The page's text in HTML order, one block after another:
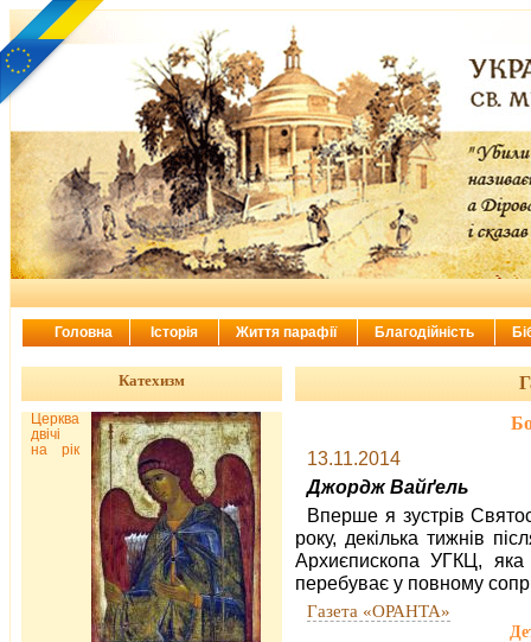
13.11.2014
Джордж Вайґель
Вперше я зустрів
року, декілька тижнів
Архиєпископа УГКЦ, яка
перебуває у повному
Газета «ОРАНТА»
Катехизм
Церква
двічі
на рік
Головна Історія Життя парафії Благодійність